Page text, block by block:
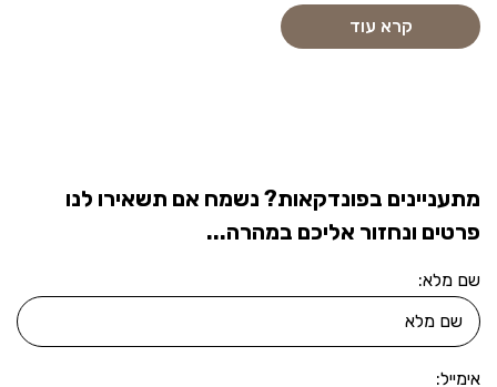
קרא עוד
מתעניינים בפונדקאות? נשמח אם תשאירו לנו
פרטים ונחזור אליכם במהרה...
שם מלא:
אימייל: